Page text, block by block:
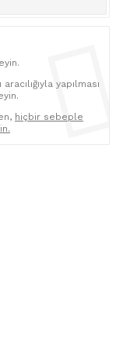
yapılması
hiçbir sebeple